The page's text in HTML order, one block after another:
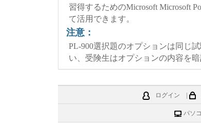
習得するためのMicrosoft Microsoft
て活用できます。
注意：
PL-900選択題のオプションは同じ
い、受険生はオプションの内容を暗
ログイン
パソ